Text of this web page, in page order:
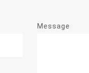
Message